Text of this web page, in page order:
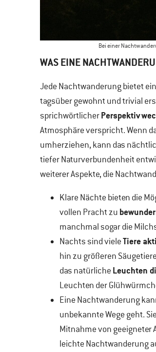
Bei einer
WAS EINE
Jede Nachtwanderung bietet
tagsüber gewohnt und trivial
sprichwörtlicher
Atmosphäre verspricht. Wenn
umherziehen, kann das
tiefer Naturverbundenheit
weiterer Aspekte, die
Klare Nächte bieten die
vollen Pracht zu
manchmal sogar die
Nachts sind vieleTiere
hin zu größeren
das natürliche Leuchten
Leuchten der
Eine Nachtwanderung
unbekannte Wege geht.
Mitnahme von geeigneter
leichte Nachtwanderung